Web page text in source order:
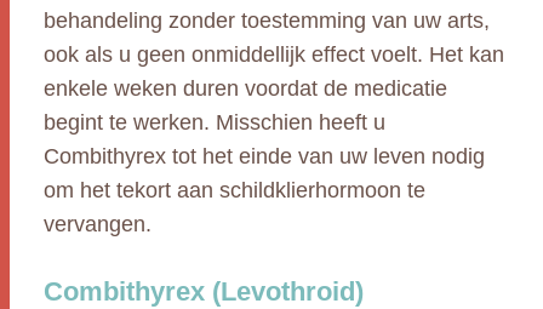
behandeling zonder toestemming van uw arts,
ook als u geen onmiddellijk effect voelt. Het kan
enkele weken duren voordat de medicatie
begint te werken. Misschien heeft u
Combithyrex tot het einde van uw leven nodig
om het tekort aan schildklierhormoon te
vervangen.
Combithyrex (Levothroid)